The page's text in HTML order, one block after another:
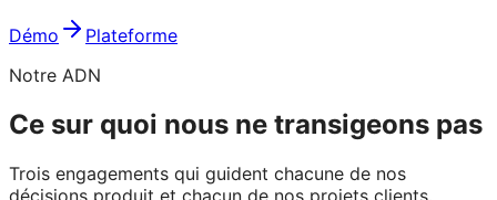
Démo
Plateforme
Notre ADN
Ce sur quoi nous ne transigeons pas
Trois engagements qui guident chacune de nos
décisions produit et chacun de nos projets clients.